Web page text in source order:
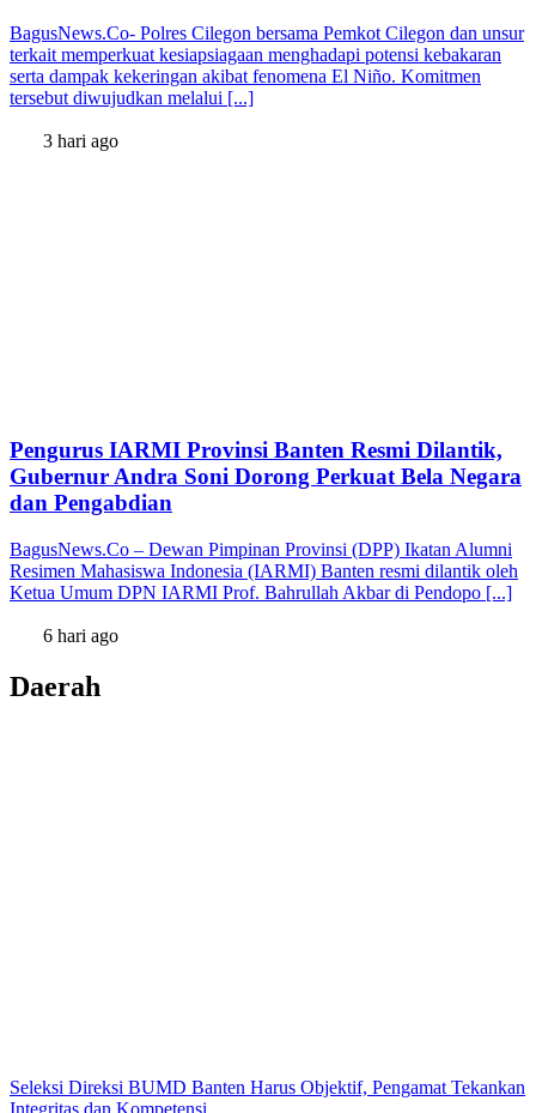
BagusNews.Co- Polres Cilegon bersama Pemkot Cilegon dan unsur
terkait memperkuat kesiapsiagaan menghadapi potensi kebakaran
serta dampak kekeringan akibat fenomena El Niño. Komitmen
tersebut diwujudkan melalui [...]
3 hari ago
Pengurus IARMI Provinsi Banten Resmi Dilantik,
Gubernur Andra Soni Dorong Perkuat Bela Negara
dan Pengabdian
BagusNews.Co – Dewan Pimpinan Provinsi (DPP) Ikatan Alumni
Resimen Mahasiswa Indonesia (IARMI) Banten resmi dilantik oleh
Ketua Umum DPN IARMI Prof. Bahrullah Akbar di Pendopo [...]
6 hari ago
Daerah
Seleksi Direksi BUMD Banten Harus Objektif, Pengamat Tekankan
Integritas dan Kompetensi